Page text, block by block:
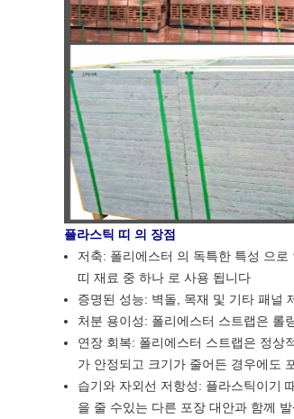
플라스틱 띠 의 장점
저축: 폴리에스터 의 독특한 특성 으
띠 재료 중 하나 로 사용 됩니다
증명된 성능: 벽돌, 목재 및 기타 패널
처분 용이성: 폴리에스터 스트랩은 롤
연장 회복: 폴리에스터 스트랩은 정상
가 안정되고 크기가 줄어든 경우에도
습기와 자외선 저항성: 플라스틱이기
을 줄 수있는 다른 포장 대안과 함께